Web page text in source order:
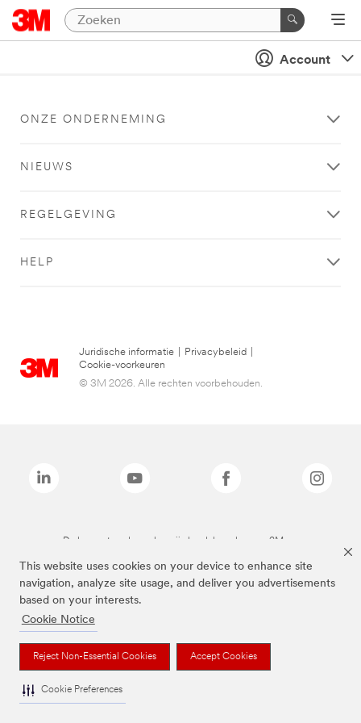
This website uses cookies on your device to enhance site
navigation, analyze site usage, and deliver you advertisements
based on your interests.
Cookie Notice
Reject Non-Essential Cookies Accept Cookies
Cookie Preferences
Account
ONZE ONDERNEMING
NIEUWS
REGELGEVING
HELP
Juridische informatie Privacybeleid
Cookie-voorkeuren
© 3M 2026. Alle rechten voorbehouden.
De bovenstaande merken zijn handelsmerken van 3M.we